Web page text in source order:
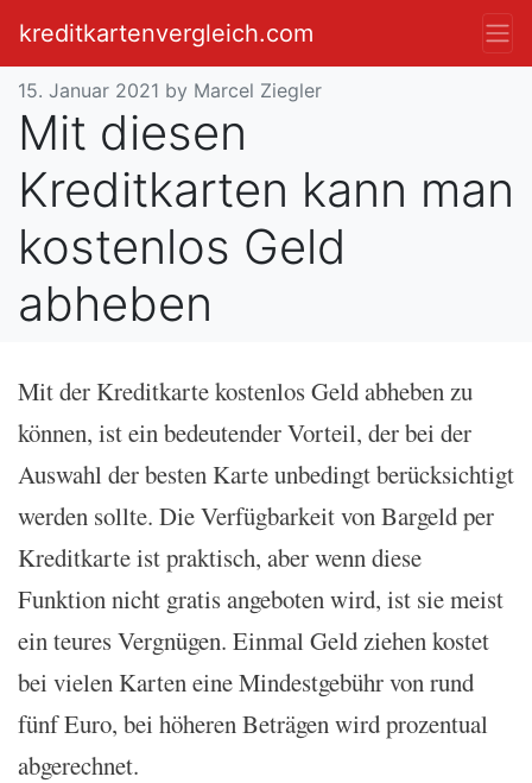
kreditkartenvergleich.com
15. Januar 2021 by Marcel Ziegler
Mit diesen
Kreditkarten kann man
kostenlos Geld
abheben
Mit der Kreditkarte kostenlos Geld abheben zu
können, ist ein bedeutender Vorteil, der bei der
Auswahl der besten Karte unbedingt berücksichtigt
werden sollte. Die Verfügbarkeit von Bargeld per
Kreditkarte ist praktisch, aber wenn diese
Funktion nicht gratis angeboten wird, ist sie meist
ein teures Vergnügen. Einmal Geld ziehen kostet
bei vielen Karten eine Mindestgebühr von rund
fünf Euro, bei höheren Beträgen wird prozentual
abgerechnet.